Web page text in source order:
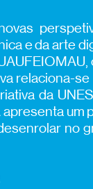
e da arte
relaciona-
da
apresenta um
no